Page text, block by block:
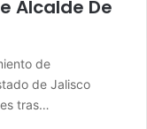
Alcalde De
de
de Jalisco
tras…